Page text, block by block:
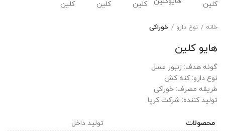
خانه نوع دارو خوراکی
هایو کلین
گونه هدف: زنبور عسل
نوع دارو: کنه کش
طریقه مصرف: خوراکی
تولید کننده: شرکت کرپا
محصولات
تولید داخل